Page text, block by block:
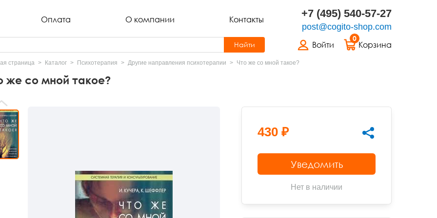
Оплата О компании Контакты +7 (495) 540-57-27
post@cogito-shop.com
Войти
0
Корзина
Найти
страница Каталог Психотерапия Другие направления психотерапии Что же со мной такое?
же со мной такое?
430 ₽
Уведомить
Нет в наличии